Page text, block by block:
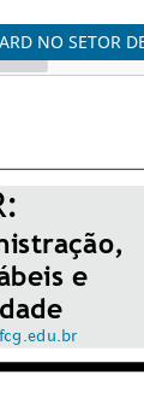
NO SETOR